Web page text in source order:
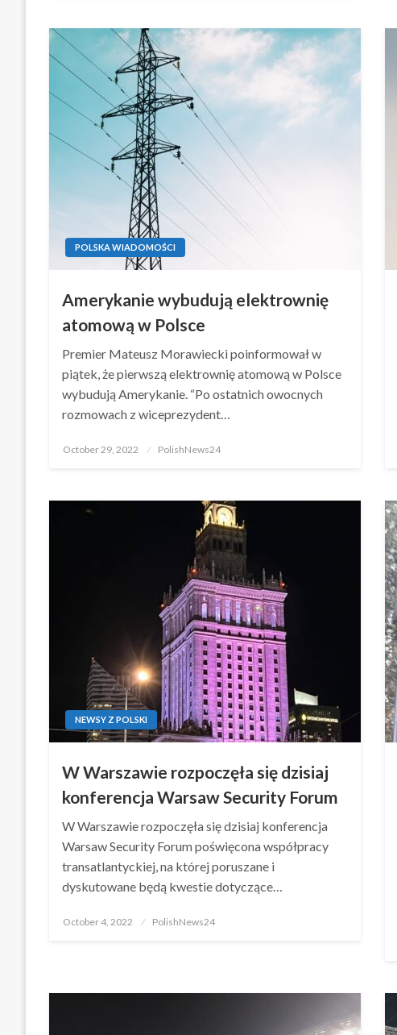
POLSKA WIADOMOŚCI
Amerykanie wybudują elektrownię
atomową w Polsce
Premier Mateusz Morawiecki poinformował w
piątek, że pierwszą elektrownię atomową w Polsce
wybudują Amerykanie. “Po ostatnich owocnych
rozmowach z wiceprezydent…
Posted
October 29, 2022 PolishNews24
NEWSY Z POLSKI
W Warszawie rozpoczęła się dzisiaj
konferencja Warsaw Security Forum
W Warszawie rozpoczęła się dzisiaj konferencja
Warsaw Security Forum poświęcona współpracy
transatlantyckiej, na której poruszane i
dyskutowane będą kwestie dotyczące…
Posted
October 4, 2022 PolishNews24